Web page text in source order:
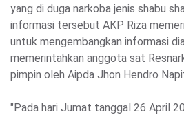
yang di duga narkoba jenis shabu
informasi tersebut AKP Riza
untuk mengembangkan informasi
memerintahkan anggota sat
pimpin oleh Aipda Jhon Hendro
"Pada hari Jumat tanggal 26 April